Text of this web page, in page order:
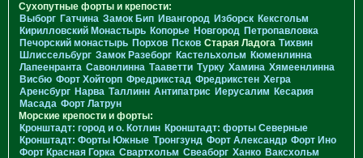
Сухопутные форты и крепости:
Выборг Гатчина Замок Бип Ивангород Изборск Кексгольм
Кирилловский Монастырь Копорье Новгород Петропавловка
Печорcкий монастырь Порхов Псков Старая Ладога Тихвин
Шлиссельбург Замок Разеборг Кастельхольм Кюменлинна
Лапеенранта Савонлинна Тааветти Турку Хамина Хямеенлинна
Висбю Форт Хойторп Фредрикстад Фредрикстен Хегра
Аренсбург Нарва Таллинн Антипатрис Иерусалим Кесария
Масада Форт Латрун
Морские крепости и форты:
Кронштадт: город и о. Котлин Кронштадт: форты Северные
Кронштадт: Форты Южные Тронгзунд Форт Александр Форт Ино
Форт Красная Горка Свартхольм Свеаборг Ханко Ваксхольм